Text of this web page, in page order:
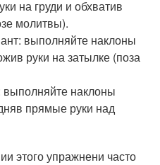
на груди и обхватив
молитвы).
выполняйте наклоны
руки на затылке (поза
наклоны
прямые руки над
этого упражнени часто